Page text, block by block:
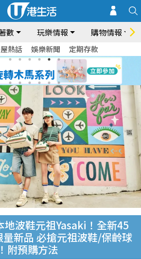
數 玩樂情報 購物情報
熱話 娛樂新聞 定期存款
波鞋元祖Yasaki！全新45
新品 必搶元祖波鞋/保齡球
附預購方法